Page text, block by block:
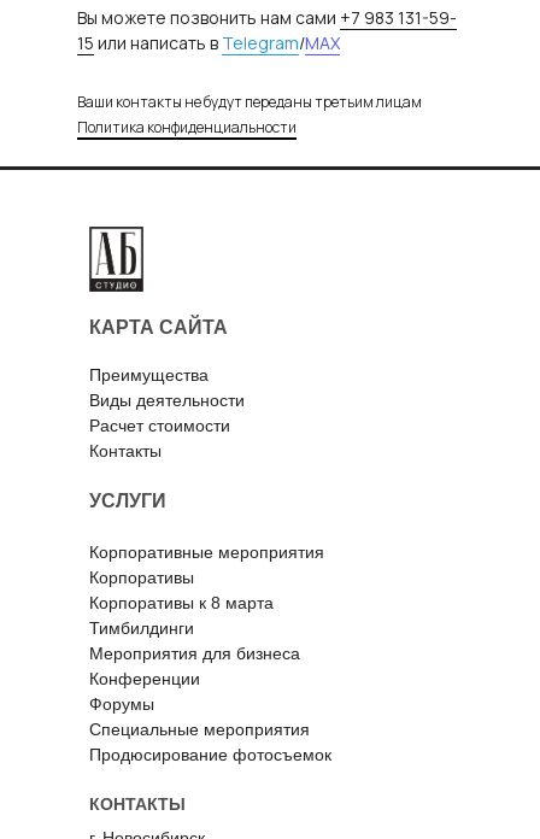
Вы можете позвонить нам сами +7 983 131-59-
15 или написать в Telegram/MAX
Ваши контакты не будут переданы третьим лицам
Политика конфиденциальности
КОНТАКТЫ
УСЛУГИ
КАРТА САЙТА
Преимущества
Виды деятельности
Расчет стоимости
Контакты
Корпоративные мероприятия
Корпоративы
Корпоративы к 8 марта
Тимбилдинги
Мероприятия для бизнеса
Конференции
Форумы
Специальные мероприятия
Продюсирование фотосъемок